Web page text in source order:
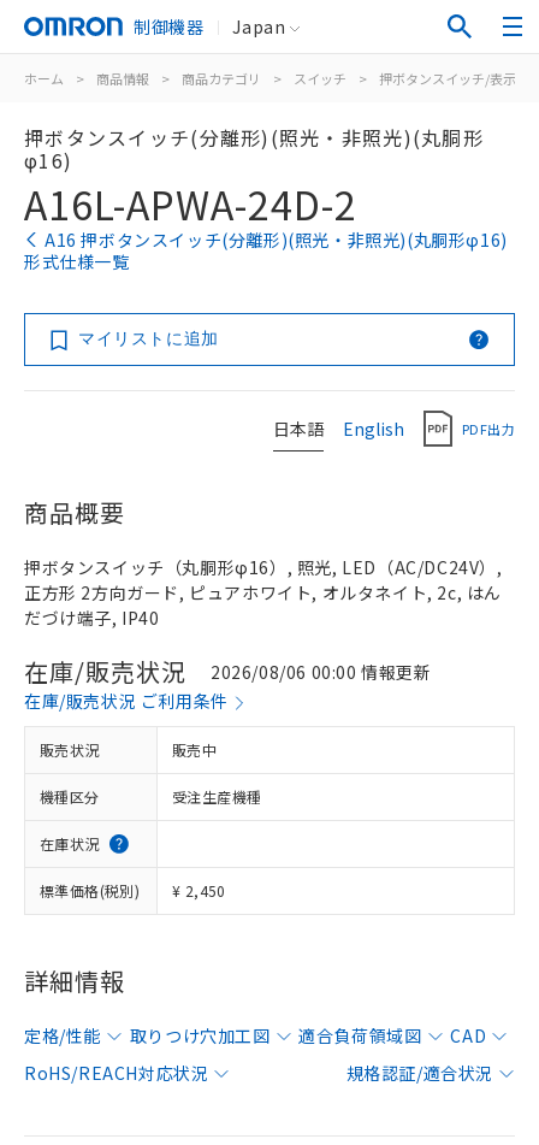
制御機器 Japan
ホーム > 商品情報 > 商品カテゴリ > スイッチ > 押ボタンスイッチ/表示灯
押ボタンスイッチ(分離形)(照光・非照光)(丸胴形
φ16)
A16L-APWA-24D-2
A16 押ボタンスイッチ(分離形)(照光・非照光)(丸胴形φ16)
形式仕様一覧
マイリストに追加
日本語 English PDF出力
商品概要
押ボタンスイッチ（丸胴形φ16）, 照光, LED（AC/DC24V）,
正方形 2方向ガード, ピュアホワイト, オルタネイト, 2c, はん
だづけ端子, IP40
在庫/販売状況
2026/08/06 00:00 情報更新
在庫/販売状況 ご利用条件
販売状況 販売中
機種区分 受注生産機種
在庫状況
標準価格(税別) ¥ 2,450
詳細情報
定格/性能 取りつけ穴加工図 適合負荷領域図
CAD
RoHS/REACH対応状況
規格認証/適合状況